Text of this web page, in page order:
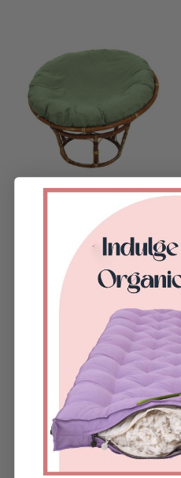
Papasan-kussen van
organisch katoen op
Prijzen vanaf $373
Biologisch katoenen
kussens op maat
Prijzen vanaf $107